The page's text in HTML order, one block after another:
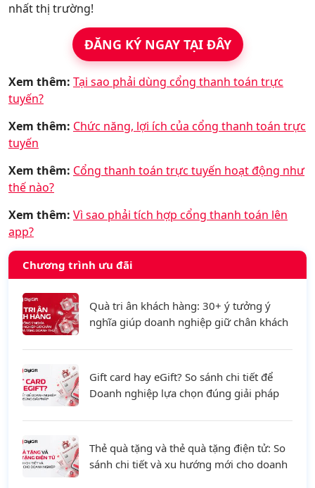
nhất thị trường!
ĐĂNG KÝ NGAY TẠI ĐÂY
Xem thêm: Tại sao phải dùng cổng thanh toán trực
tuyến?
Xem thêm: Chức năng, lợi ích của cổng thanh toán trực
tuyến
Xem thêm: Cổng thanh toán trực tuyến hoạt động như
thế nào?
Xem thêm: Vì sao phải tích hợp cổng thanh toán lên
app?
Chương trình ưu đãi
Quà tri ân khách hàng: 30+ ý tưởng ý
nghĩa giúp doanh nghiệp giữ chân khách
Gift card hay eGift? So sánh chi tiết để
Doanh nghiệp lựa chọn đúng giải pháp
Thẻ quà tặng và thẻ quà tặng điện tử: So
sánh chi tiết và xu hướng mới cho doanh